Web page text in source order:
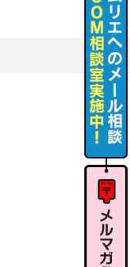
ソムリエ
へのメー
ル相談